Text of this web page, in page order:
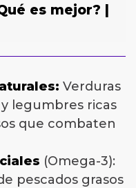
es mejor? |
Verduras
legumbres ricas
que combaten
(Omega-3):
pescados grasos